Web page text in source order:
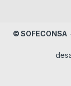
© SOFECONSA